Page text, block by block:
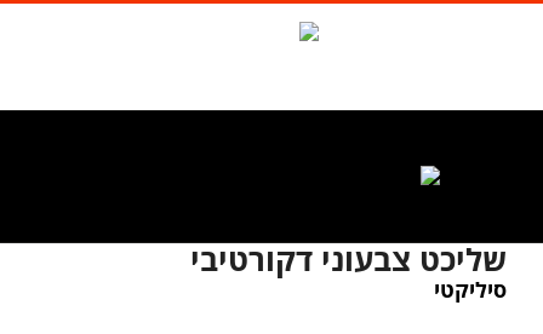
דלג
שליכט צבעוני דקורטיבי
סיליקטי